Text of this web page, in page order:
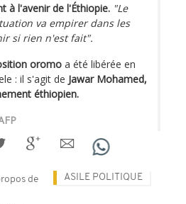
à l'avenir de l'Éthiopie. "Le
va empirer dans les
si rien n'est fait".
oromo a été libérée en
: il s'agit de Jawar Mohamed,
éthiopien.
de ASILE POLITIQUE